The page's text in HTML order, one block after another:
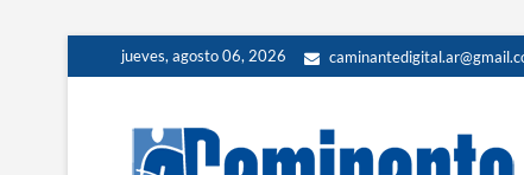
jueves, agosto 06, 2026